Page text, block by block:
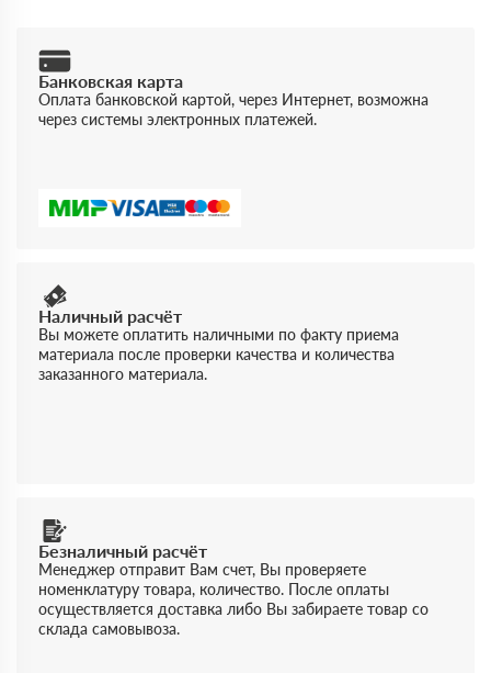
Банковская карта
Оплата банковской картой, через Интернет, возможна
через системы электронных платежей.
Наличный расчёт
Вы можете оплатить наличными по факту приема
материала после проверки качества и количества
заказанного материала.
Безналичный расчёт
Менеджер отправит Вам счет, Вы проверяете
номенклатуру товара, количество. После оплаты
осуществляется доставка либо Вы забираете товар со
склада самовывоза.